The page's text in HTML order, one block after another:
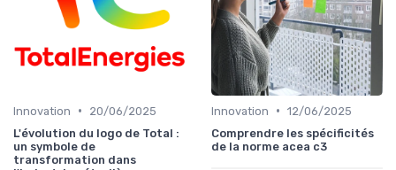
Innovation •
20/06/2025
L'évolution du logo de Total :
un symbole de
transformation dans
Innovation • 12/06/2025
Comprendre les spécificités
de la norme acea c3